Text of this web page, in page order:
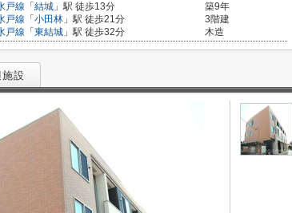
戸線 「 結城 」駅 徒歩13分
戸線 「 小田林 」駅 徒歩21分
戸線 「 東結城 」駅 徒歩32分
築9年
3階建
木造
施設